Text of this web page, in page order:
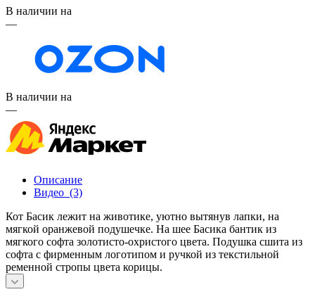
В наличии на
—
В наличии на
—
Описание
Видео (3)
Кот Басик лежит на животике, уютно вытянув лапки, на
мягкой оранжевой подушечке. На шее Басика бантик из
мягкого софта золотисто-охристого цвета. Подушка сшита из
софта с фирменным логотипом и ручкой из текстильной
ременной стропы цвета корицы.